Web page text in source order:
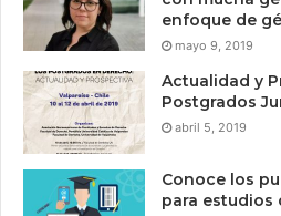
enfoque de
mayo 9, 2019
Actualidad y
Postgrados
abril 5, 2019
Conoce los
para estudios